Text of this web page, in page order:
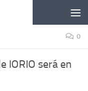
0
IORIO será en